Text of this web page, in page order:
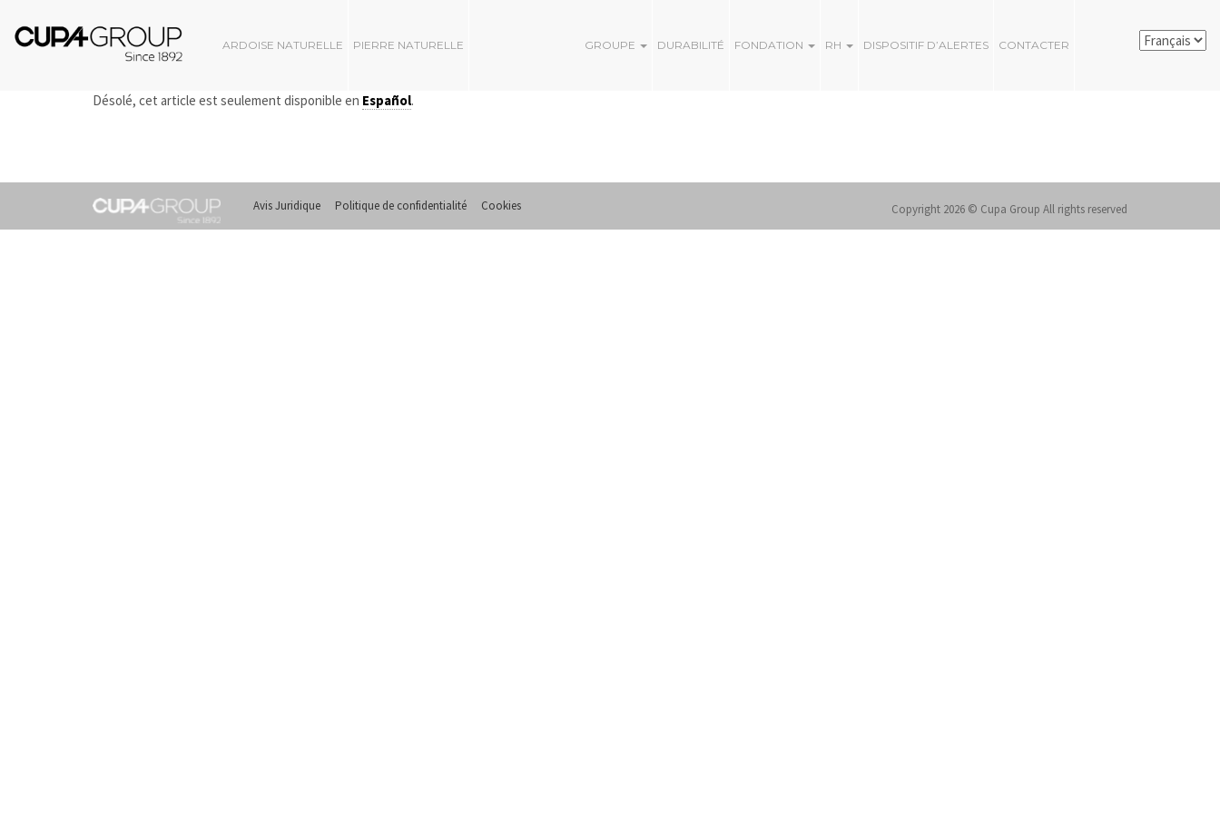
ARDOISE NATURELLE PIERRE NATURELLE GROUPE DURABILITÉ FONDATION RH DISPOSITIF D’ALERTES CONTACTER
Désolé, cet article est seulement disponible en Español.
Avis Juridique Politique de confidentialité Cookies Copyright 2026 © Cupa Group All rights reserved